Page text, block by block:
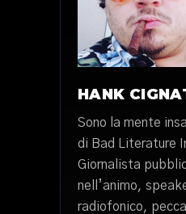
HANK
Sono la mente
di Bad Literature
Giornalista
nell’animo,
radiofonico,